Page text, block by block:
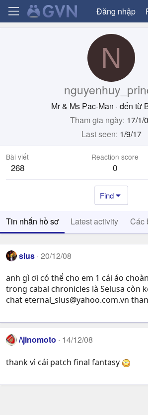
Đăng nhập
N
Mr & Ms Pac-Man · đến từ
Tham gia ngày 17/1/
Last seen 1/9/17
Bài viết
268
Reaction score
0
Find
Tin nhắn hồ sơ Latest activity Các
slus 20/12/08
anh gì ơi có thể cho em 1 cái áo
trong cabal chronicles là Selusa còn
chateternal_slus@yahoo.com.vn
/\jinomoto 14/12/08
thank vì cái patch final fantasy